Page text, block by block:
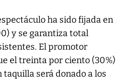
ha sido fijada en
y se garantiza total
El promotor
el treinta por ciento (30%)
taquilla será donado a los